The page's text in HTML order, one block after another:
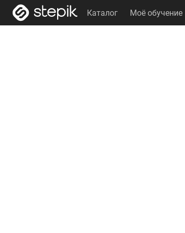
Каталог Моё обучение